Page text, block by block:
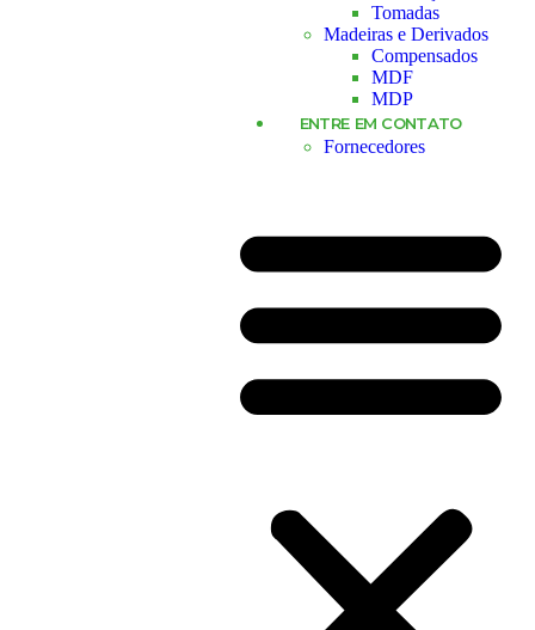
Tomadas
Madeiras e Derivados
Compensados
MDF
MDP
ENTRE EM CONTATO
Fornecedores